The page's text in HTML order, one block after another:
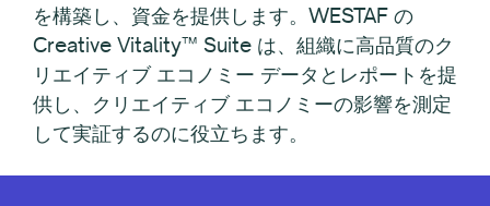
を構築し、資金を提供します。WESTAF の
Creative Vitality™ Suite は、組織に高品質のク
リエイティブ エコノミー データとレポートを提
供し、クリエイティブ エコノミーの影響を測定
して実証するのに役立ちます。